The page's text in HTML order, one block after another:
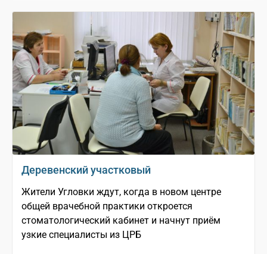
Деревенский участковый
Жители Угловки ждут, когда в новом центре
общей врачебной практики откроется
стоматологический кабинет и начнут приём
узкие специалисты из ЦРБ